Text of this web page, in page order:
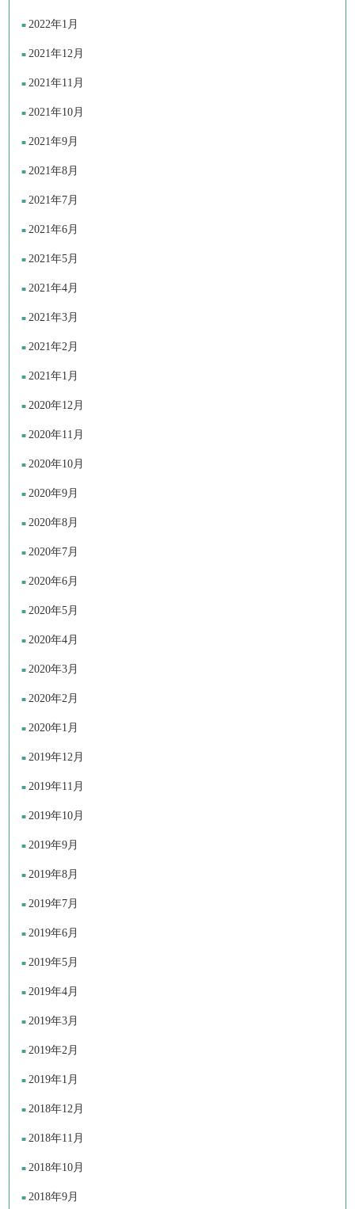
2022年1月
2021年12月
2021年11月
2021年10月
2021年9月
2021年8月
2021年7月
2021年6月
2021年5月
2021年4月
2021年3月
2021年2月
2021年1月
2020年12月
2020年11月
2020年10月
2020年9月
2020年8月
2020年7月
2020年6月
2020年5月
2020年4月
2020年3月
2020年2月
2020年1月
2019年12月
2019年11月
2019年10月
2019年9月
2019年8月
2019年7月
2019年6月
2019年5月
2019年4月
2019年3月
2019年2月
2019年1月
2018年12月
2018年11月
2018年10月
2018年9月